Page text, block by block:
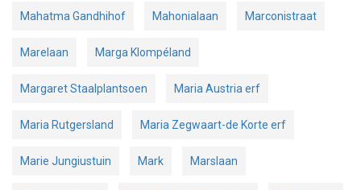
Mahatma Gandhihof Mahonialaan Marconistraat
Marelaan Marga Klompéland
Margaret Staalplantsoen Maria Austria erf
Maria Rutgersland Maria Zegwaart-de Korte erf
Marie Jungiustuin Mark Marslaan